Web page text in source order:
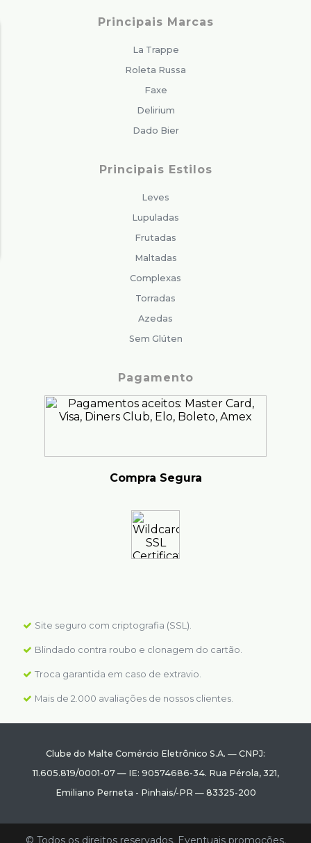
Principais Marcas
La Trappe
Roleta Russa
Faxe
Delirium
Dado Bier
Principais Estilos
Leves
Lupuladas
Frutadas
Maltadas
Complexas
Torradas
Azedas
Sem Glúten
Pagamento
Compra Segura
Site seguro com criptografia (SSL).
Blindado contra roubo e clonagem do cartão.
Troca garantida em caso de extravio.
Mais de 2.000 avaliações de nossos clientes.
Clube do Malte Comércio Eletrônico S.A. — CNPJ:
11.605.819/0001-07— IE: 90574686-34. Rua Pérola, 321,
Emiliano Perneta - Pinhais/-PR — 83325-200
© Todos os direitos reservados. Eventuais promoções,